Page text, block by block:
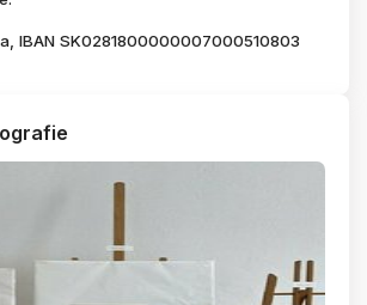
IBAN SK0281800000007000510803